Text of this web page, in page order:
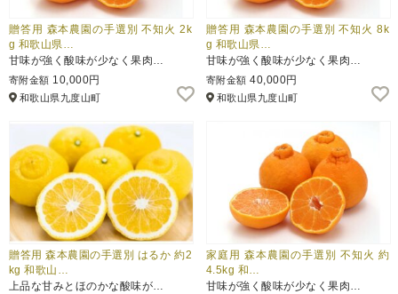
贈答用 森本農園の手選別 不知火 2k
g 和歌山県…
甘味が強く酸味が少なく果肉…
寄附金額 10,000円
和歌山県九度山町
贈答用 森本農園の手選別 不知火 8k
g 和歌山県…
甘味が強く酸味が少なく果肉…
寄附金額 40,000円
和歌山県九度山町
贈答用 森本農園の手選別 はるか 約2
kg 和歌山…
上品な甘みとほのかな酸味が…
家庭用 森本農園の手選別 不知火 約
4.5kg 和…
甘味が強く酸味が少なく果肉…